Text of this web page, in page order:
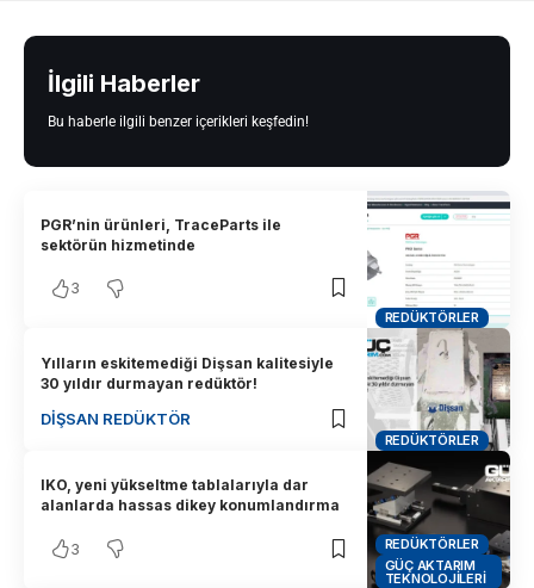
İlgili Haberler
Bu haberle ilgili benzer içerikleri keşfedin!
REDÜKTÖRLER
PGR’nin ürünleri, TraceParts ile
sektörün hizmetinde
3
REDÜKTÖRLER
Yılların eskitemediği Dişsan kalitesiyle
30 yıldır durmayan redüktör!
DIŞSAN REDÜKTÖR
REDÜKTÖRLER
GÜÇ AKTARIM
TEKNOLOJILERI
IKO, yeni yükseltme tablalarıyla dar
alanlarda hassas dikey konumlandırma
3